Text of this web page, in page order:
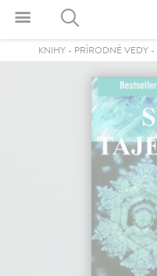
KNIHY- PRÍRODNÉ VEDY-